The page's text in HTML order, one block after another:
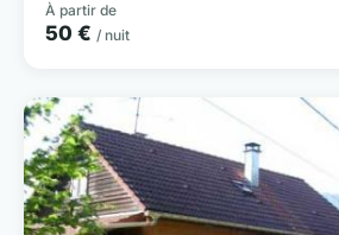
À partir de
50 € / nuit